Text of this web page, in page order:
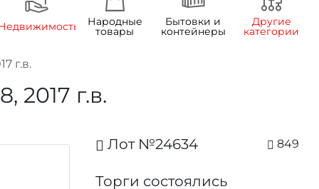
Народные
товары
Бытовки и
контейнеры
Другие
категории
г.в.
2017 г.в.
Лот №24634 849
Торги состоялись